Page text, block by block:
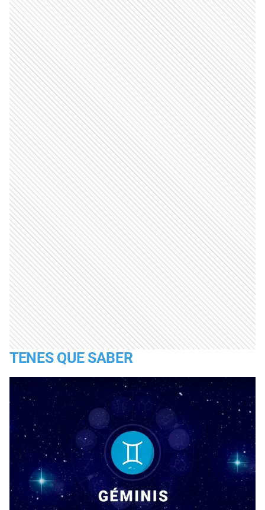
TENES QUE SABER